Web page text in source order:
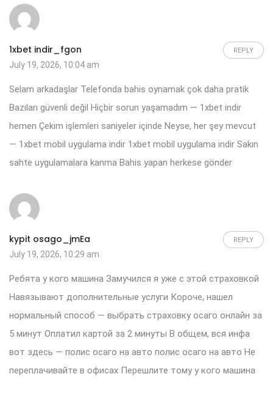
1xbet indir_fgon REPLY
July 19, 2026, 10:04 am
Selam arkadaşlar Telefonda bahis oynamak çok daha pratik
Bazıları güvenli değil Hiçbir sorun yaşamadım — 1xbet indir
hemen Çekim işlemleri saniyeler içinde Neyse, her şey mevcut
— 1xbet mobil uygulama indir 1xbet mobil uygulama indir Sakın
sahte uygulamalara kanma Bahis yapan herkese gönder
kypit osago_jmEa REPLY
July 19, 2026, 10:29 am
Ребята у кого машина Замучился я уже с этой страховкой
Навязывают дополнительные услуги Короче, нашел
нормальный способ — выбрать страховку осаго онлайн за
5 минут Оплатил картой за 2 минуты В общем, вся инфа
вот здесь — полис осаго на авто полис осаго на авто Не
переплачивайте в офисах Перешлите тому у кого машина